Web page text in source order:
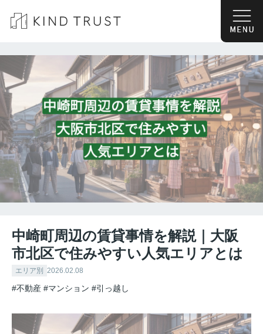
中崎町周辺の賃貸事情を解説｜大阪
市北区で住みやすい人気エリアとは
エリア別 2026.02.08
#不動産 #マンション #引っ越し